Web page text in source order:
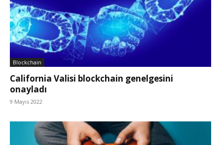
Blockchain
California Valisi blockchain genelgesini
onayladı
9 Mayıs 2022